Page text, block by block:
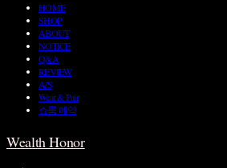
HOME
SHOP
ABOUT
NOTICE
Q&A
REVIEW
A/S
Wear & Pair
쇼룸 예약
Wealth Honor